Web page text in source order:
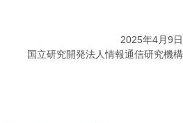
2025年4月9日
国立研究開発法人情報通信研究機構